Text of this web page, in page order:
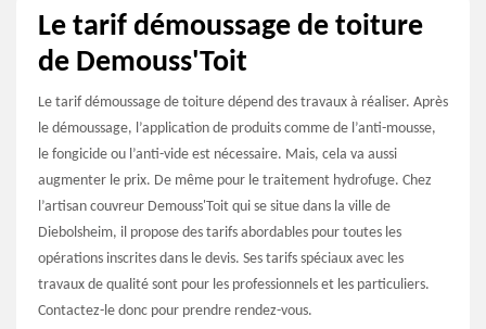
Le tarif démoussage de toiture
de Demouss'Toit
Le tarif démoussage de toiture dépend des travaux à réaliser. Après
le démoussage, l’application de produits comme de l’anti-mousse,
le fongicide ou l’anti-vide est nécessaire. Mais, cela va aussi
augmenter le prix. De même pour le traitement hydrofuge. Chez
l’artisan couvreur Demouss'Toit qui se situe dans la ville de
Diebolsheim, il propose des tarifs abordables pour toutes les
opérations inscrites dans le devis. Ses tarifs spéciaux avec les
travaux de qualité sont pour les professionnels et les particuliers.
Contactez-le donc pour prendre rendez-vous.